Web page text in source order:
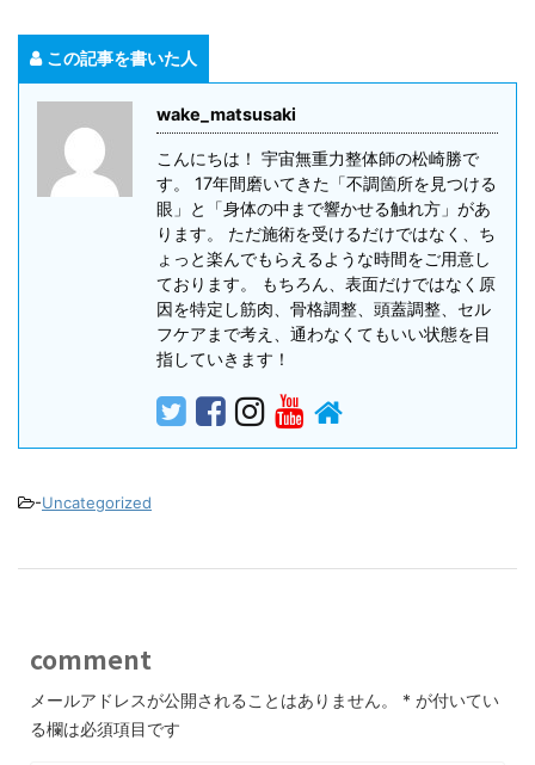
この記事を書いた人
wake_matsusaki
こんにちは！ 宇宙無重力整体師の松崎勝で
す。 17年間磨いてきた「不調箇所を見つける
眼」と「身体の中まで響かせる触れ方」があ
ります。 ただ施術を受けるだけではなく、ち
ょっと楽んでもらえるような時間をご用意し
ております。 もちろん、表面だけではなく原
因を特定し筋肉、骨格調整、頭蓋調整、セル
フケアまで考え、通わなくてもいい状態を目
指していきます！
-Uncategorized
comment
メールアドレスが公開されることはありません。 * が付いてい
る欄は必須項目です